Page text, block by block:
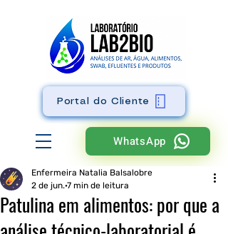
WhatsApp
Portal do Cliente
Patulina em alimentos: por que a
Enfermeira Natalia Balsalobre
2 de jun. 7 min de leitura